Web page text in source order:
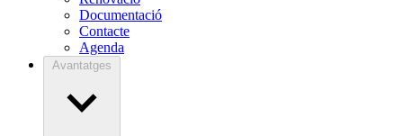
Documentació
Contacte
Agenda
Avantatges